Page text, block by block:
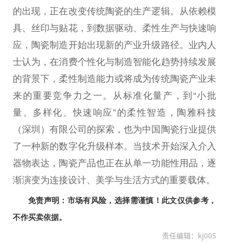
的出现，正在改变传统陶瓷的生产逻辑。从依赖模
具、丝印与贴花，到数据驱动、柔性生产与快速响
应，陶瓷制造开始出现新的产业升级路径。业内人
士认为，在消费个性化与制造智能化趋势持续发展
的背景下，柔性制造能力或将成为传统陶瓷产业未
来的重要竞争力之一。从标准化量产，到“小批
量、多样化、快速响应”的柔性智造，陶雅科技
（深圳）有限公司的探索，也为中国陶瓷行业提供
了一种新的数字化升级样本。当技术开始深入介入
器物表达，陶瓷产品也正在从单一功能性用品，逐
渐演变为连接设计、美学与生活方式的重要载体。
免责声明：市场有风险，选择需谨慎！此文仅供参考，
不作买卖依据。
责任编辑：kj005